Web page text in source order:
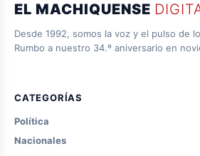
EL MACHIQUENSE
Desde 1992, somos la voz y el pulso de
Rumbo a nuestro 34.º aniversario en
CATEGORÍAS
Política
Nacionales